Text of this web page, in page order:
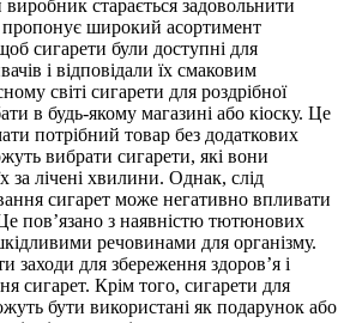
старається задовольнити
пропонує широкий асортимент
сигарети були доступні для
і відповідали їх смаковим
світі сигарети для роздрібної
в будь-якому магазині або кіоску. Це
потрібний товар без додаткових
вибрати сигарети, які вони
за лічені хвилини. Однак, слід
сигарет може негативно впливати
пов’язано з наявністю тютюнових
речовинами для організму.
для збереження здоров’я і
сигарет. Крім того, сигарети для
бути використані як подарунок або